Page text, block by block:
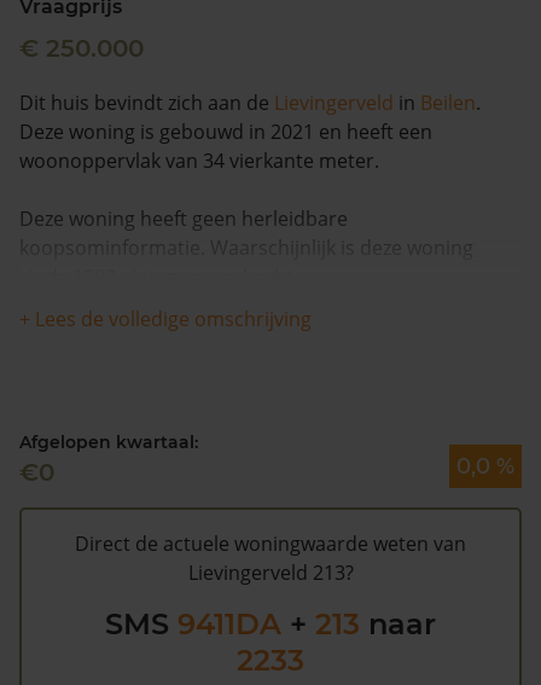
Vraagprijs
€ 250.000
Dit huis bevindt zich aan de Lievingerveld in Beilen.
Deze woning is gebouwd in 2021 en heeft een
woonoppervlak van 34 vierkante meter.
Deze woning heeft geen herleidbare
koopsominformatie. Waarschijnlijk is deze woning
Volgens Kadasterdata is de kans dat deze waarde te
waarde en kansen op besparing. Schrijf u
gratis in.
+ Lees de volledige omschrijving
Afgelopen kwartaal:
€0 0,0 %
Direct de actuele woningwaarde weten van
Lievingerveld 213?
SMS 9411DA + 213 naar
2233